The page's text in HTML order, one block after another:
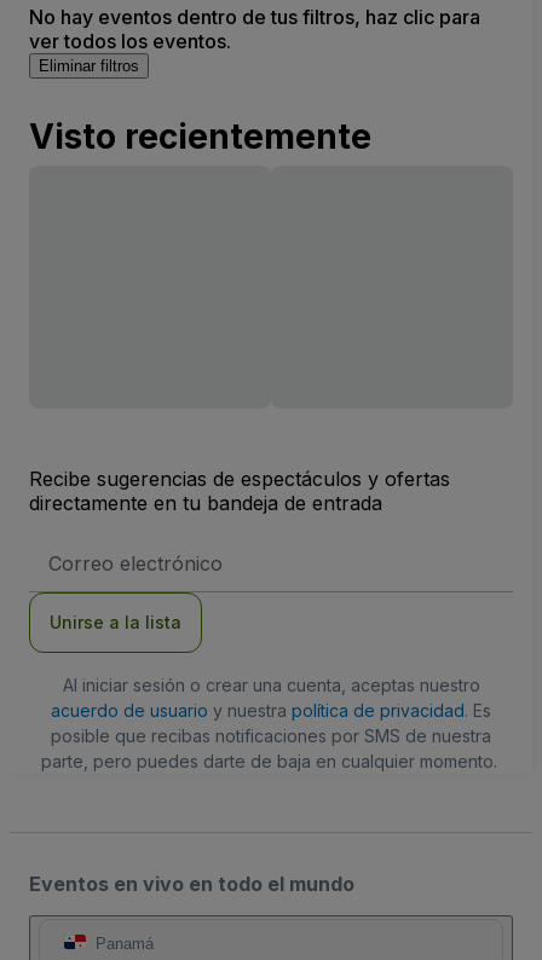
No hay eventos dentro de tus filtros, haz clic para
ver todos los eventos.
Eliminar filtros
Visto recientemente
Recibe sugerencias de espectáculos y ofertas
directamente en tu bandeja de entrada
de
Unirse a la lista
Al iniciar sesión o crear una cuenta, aceptas nuestro
acuerdo de usuario y nuestra política de privacidad. Es
posible que recibas notificaciones por SMS de nuestra
parte, pero puedes darte de baja en cualquier momento.
Eventos en vivo en todo el mundo
Panamá